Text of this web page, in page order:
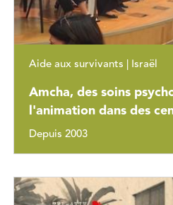
Aide aux survivants | Israël
Amcha, des soins
l'animation dans des
Depuis 2003